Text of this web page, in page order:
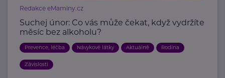
Redakce eMaminy.cz
Suchej únor: Co vás může čekat, když vydržíte
měsíc bez alkoholu?
Prevence, léčba Návykové látky Aktuálně Rodina
Závislosti